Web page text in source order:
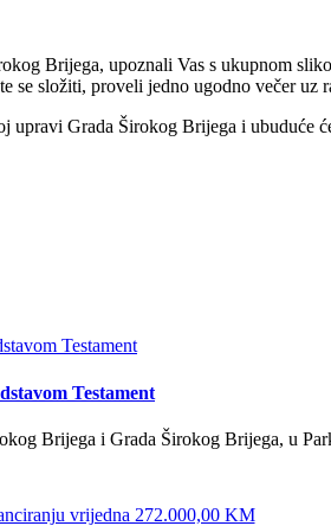
Brijega, upoznali Vas s ukupnom
se složiti, proveli jedno ugodno večer uz
upravi Grada Širokog Brijega i ubuduće
Testament
Brijega i Grada Širokog Brijega, u